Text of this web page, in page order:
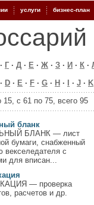
услуги бизнес-план
· Г · Д · Е · Ж · З · И · К ·
· D · E · F · G · H · · J · K
15, c 61 по 75, всего 95
бланк
БЛАНК — лист
бумаги, снабженный
векселедателя с
для вписан...
— проверка
расчетов и др.